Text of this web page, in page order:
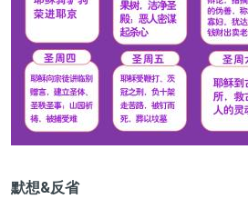
默想&反省